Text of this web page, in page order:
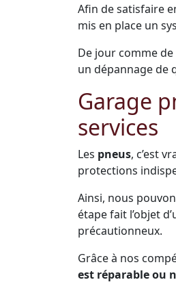
Afin de satisfaire
mis en place un
De jour comme
un dépannage de
Garage
services
Les pneus, c’est
protections
Ainsi, nous
étape fait l’objet
précautionneux.
Grâce à nos
est réparable ou